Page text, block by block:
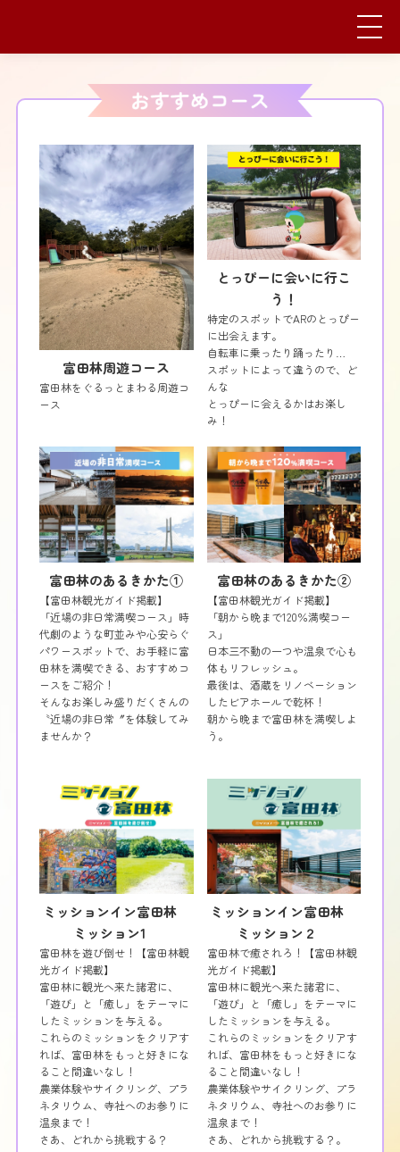
富田林周遊コース
富田林をぐるっとまわる周遊コ
ース
とっぴーに会いに行こ
う！
特定のスポットでARのとっぴー
に出会えます。
自転車に乗ったり踊ったり…
スポットによって違うので、ど
んな
とっぴーに会えるかはお楽し
み！
富田林のあるきかた①
【富田林観光ガイド掲載】
「近場の非日常満喫コース」時
代劇のような町並みや心安らぐ
パワースポットで、お手軽に富
田林を満喫できる、おすすめコ
ースをご紹介！
そんなお楽しみ盛りだくさんの
〝近場の非日常〞を体験してみ
ませんか？
富田林のあるきかた②
【富田林観光ガイド掲載】
「朝から晩まで120％満喫コー
ス」
日本三不動の一つや温泉で心も
体もリフレッシュ。
最後は、酒蔵をリノベーション
したビアホールで乾杯！
朝から晩まで富田林を満喫しよ
う。
ミッションイン富田林
ミッション1
富田林を遊び倒せ！【富田林観
光ガイド掲載】
富田林に観光へ来た諸君に、
「遊び」と「癒し」をテーマに
したミッションを与える。
これらのミッションをクリアす
れば、富田林をもっと好きにな
ること間違いなし！
農業体験やサイクリング、プラ
ネタリウム、寺社へのお参りに
温泉まで！
さあ、どれから挑戦する？
ミッションイン富田林
ミッション２
富田林で癒されろ！【富田林観
光ガイド掲載】
富田林に観光へ来た諸君に、
「遊び」と「癒し」をテーマに
したミッションを与える。
これらのミッションをクリアす
れば、富田林をもっと好きにな
ること間違いなし！
農業体験やサイクリング、プラ
ネタリウム、寺社へのお参りに
温泉まで！
さあ、どれから挑戦する？。